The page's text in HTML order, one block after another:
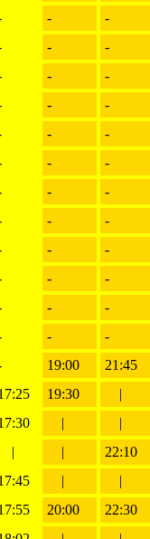
- -
- -
- -
- -
- -
- -
- -
- -
- -
- -
- -
- -
19:00 21:45
19:30 |
| |
| | 22:10
| |
20:00 22:30